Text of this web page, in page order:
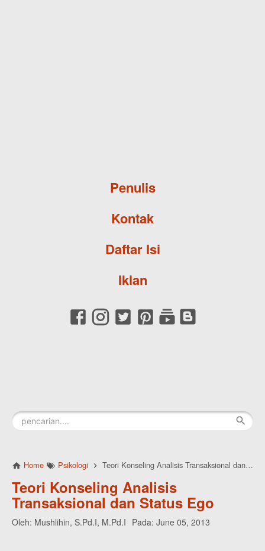
Penulis
Kontak
Daftar Isi
Iklan
Home Psikologi Teori Konseling Analisis Transaksional dan Status Ego
Teori Konseling Analisis
Transaksional dan Status Ego
Oleh: Mushlihin, S.Pd.I, M.Pd.I Pada: June 05, 2013